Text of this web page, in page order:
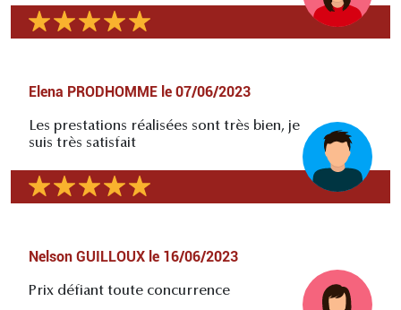
Elena PRODHOMME le 07/06/2023
Les prestations réalisées sont très bien, je
suis très satisfait
Nelson GUILLOUX le 16/06/2023
Prix défiant toute concurrence